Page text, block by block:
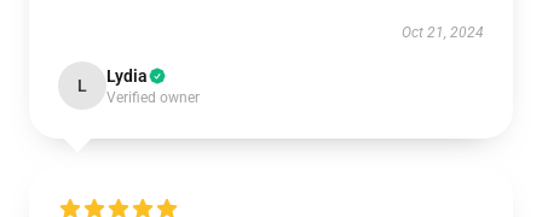
Oct 21, 2024
L Lydia
Verified owner